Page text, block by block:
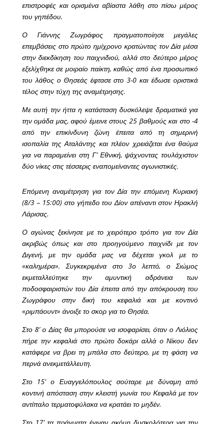
επιστροφές και ορισμένα αβίαστα λάθη στο πίσω μέρος
του γηπέδου.
Ο Γιάννης Ζωγράφος πραγματοποίησε μεγάλες
επεμβάσεις στο πρώτο ημίχρονο κρατώντας τον Δία μέσα
στην διεκδίκηση του παιχνιδιού, αλλά στο δεύτερο μέρος
εξελίχθηκε σε μοιραίο παίκτη, καθώς από ένα προσωπικό
του λάθος ο Θησεάς έφτασε στο 3-0 και έδωσε οριστικά
τέλος στην τύχη της αναμέτρησης.
Με αυτή την ήττα η κατάσταση δυσκόλεψε δραματικά για
την ομάδα μας, αφού έμεινε στους 25 βαθμούς και στο -4
από την επικίνδυνη ζώνη έπειτα από τη σημερινή
ισοπαλία της Αταλάντης και πλέον χρειάζεται ένα θαύμα
για να παραμείνει στη Γ’ Εθνική, ψάχνοντας τουλάχιστον
δύο νίκες στις τέσσερις εναπομείναντες αγωνιστικές.
Επόμενη αναμέτρηση για τον Δία την επόμενη Κυριακή
(8/3 – 15:00) στο γήπεδο του Δίον απέναντι στον Ηρακλή
Λάρισας.
Ο αγώνας ξεκίνησε με το χειρότερο τρόπο για τον Δία
ακριβώς όπως και στο προηγούμενο παιχνίδι με τον
Διγενή, με την ομάδα μας να δέχεται γκολ με το
«καλημέρα». Συγκεκριμένα στο 3ο λεπτό, ο Σιώμος
εκμεταλλεύτηκε την αμυντική αδράνεια των
ποδοσφαιριστών του Δία έπειτα από την απόκρουση του
Ζωγράφου στην δική του κεφαλιά και με κοντινό
«ριμπάουντ» άνοιξε το σκορ για το Θησέα.
Στο 8’ ο Δίας θα μπορούσε να ισοφαρίσει, όταν ο Λιόλιος
πήρε την κεφαλιά στο πρώτο δοκάρι αλλά ο Νίκου δεν
κατάφερε να βρει τη μπάλα στο δεύτερο, με τη φάση να
περνά ανεκμετάλλευτη.
Στο 15’ ο Ευαγγελόπουλος σούταρε με δύναμη από
κοντινή απόσταση στην κλειστή γωνία του Κεφαλά με τον
αντίπαλο τερματοφύλακα να κρατάει το μηδέν.